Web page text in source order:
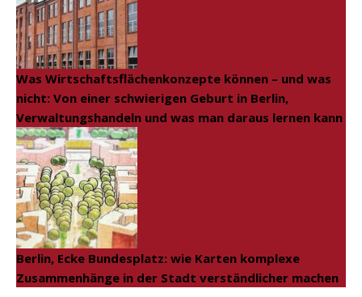
Was Wirtschaftsflächenkonzepte können – und was
nicht: Von einer schwierigen Geburt in Berlin,
Verwaltungshandeln und was man daraus lernen kann
Berlin, Ecke Bundesplatz: wie Karten komplexe
Zusammenhänge in der Stadt verständlicher machen